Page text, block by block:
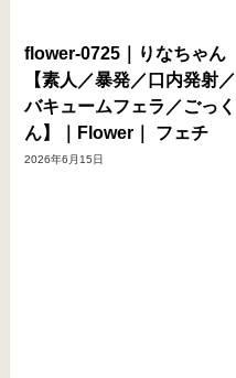
flower-0725｜りなちゃん
【素人／暴発／口内発射／
バキュームフェラ／ごっく
ん】｜Flower｜ フェチ
2026年6月15日